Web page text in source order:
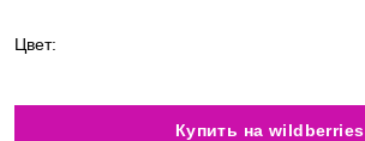
Цвет:
Купить на wildberries